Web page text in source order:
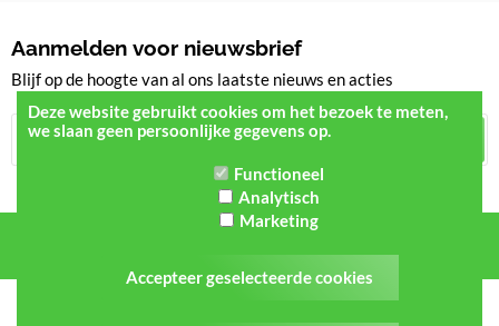
Aanmelden voor nieuwsbrief
Blijf op de hoogte van al ons laatste nieuws en acties
Alle bedragen zijn inclusief btw -
Deze website gebruikt cookies om het bezoek te meten,
we slaan geen persoonlijke gegevens op.
Functioneel
Analytisch
Marketing
Accepteer geselecteerde cookies